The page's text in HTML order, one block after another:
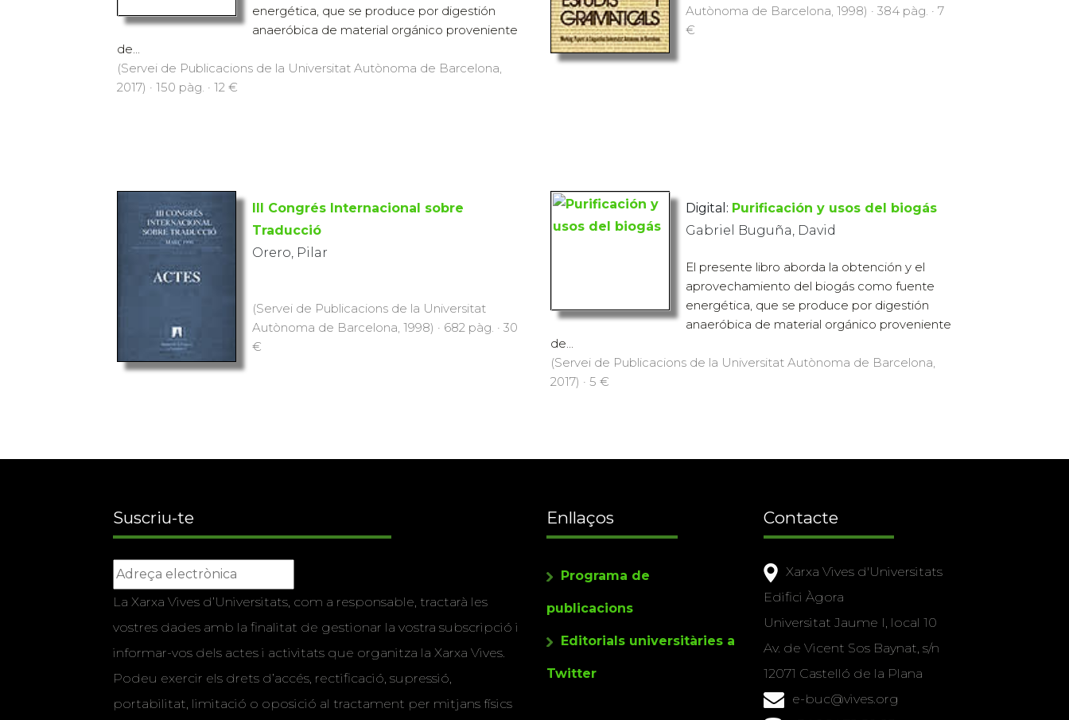
energética, que se produce por digestión
anaeróbica de material orgánico proveniente
de...
(Servei de Publicacions de la Universitat Autònoma de Barcelona,
2017) · 150 pàg. · 12 €
Autònoma de Barcelona, 1998) · 384 pàg. · 7
€
III Congrés Internacional sobre
Traducció
Orero, Pilar
(Servei de Publicacions de la Universitat
Autònoma de Barcelona, 1998) · 682 pàg. · 30
€
Digital: Purificación y usos del biogás
Gabriel Buguña, David
El presente libro aborda la obtención y el
aprovechamiento del biogás como fuente
energética, que se produce por digestión
anaeróbica de material orgánico proveniente
de...
(Servei de Publicacions de la Universitat Autònoma de Barcelona,
2017) · 5 €
Suscriu-te
La Xarxa Vives d’Universitats, com a responsable, tractarà les
vostres dades amb la finalitat de gestionar la vostra subscripció i
informar-vos dels actes i activitats que organitza la Xarxa Vives.
Podeu exercir els drets d’accés, rectificació, supressió,
portabilitat, limitació o oposició al tractament per mitjans físics
Enllaços
Programa de
publicacions
Editorials universitàries a
Twitter
Contacte
Xarxa Vives d'Universitats
Edifici Àgora
Universitat Jaume I, local 10
Av. de Vicent Sos Baynat, s/n
12071 Castelló de la Plana
e-buc@vives.org